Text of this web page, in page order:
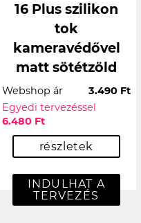
16 Plus szilikon
tok
kameravédővel
matt sötétzöld
Webshop ár
3.490 Ft
Egyedi tervezéssel
6.480 Ft
részletek
INDULHAT A
TERVEZÉS